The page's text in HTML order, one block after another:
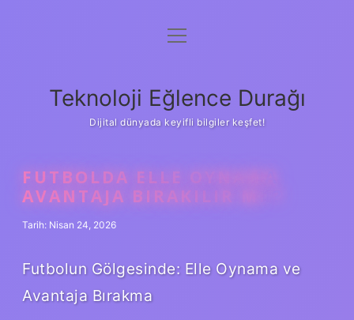
Anasayfa
Yasal Uyarı
menüyü
Teknoloji Eğlence Durağı
Dijital dünyada keyifli bilgiler keşfet!
FUTBOLDA ELLE OYNAMA
AVANTAJA BIRAKILIR MI ?
Tarih: Nisan 24, 2026
Futbolun Gölgesinde: Elle Oynama ve
Avantaja Bırakma